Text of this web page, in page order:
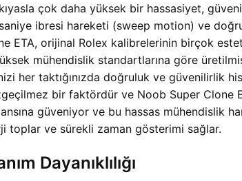
çok daha yüksek bir hassasiyet,
ibresi hareketi (sweep motion) ve
ETA, orijinal Rolex kalibrelerinin birçok
mühendislik standartlarına göre
her taktığınızda doğruluk ve güvenilirlik
bir faktördür ve Noob Super Clone
güveniyor ve bu hassas mühendislik
toplar ve sürekli zaman gösterimi sağlar.
Dayanıklılığı